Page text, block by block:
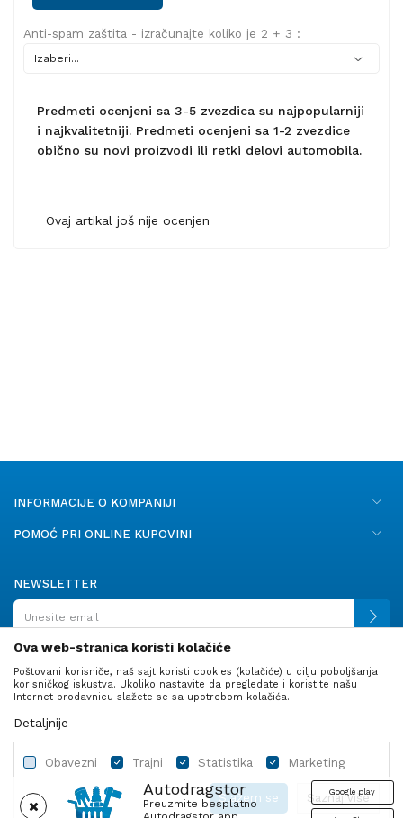
Autodragstor
Preuzmite besplatno
Google play
Anti-spam zaštita - izračunajte koliko je 2 + 3 :
Predmeti ocenjeni sa 3-5 zvezdica su najpopularniji
i najkvalitetniji. Predmeti ocenjeni sa 1-2 zvezdice
obično su novi proizvodi ili retki delovi automobila.
Ovaj artikal još nije ocenjen
INFORMACIJE O KOMPANIJI
POMOĆ PRI ONLINE KUPOVINI
NEWSLETTER
PRATITE NAS
Ova web-stranica koristi kolačiće
Poštovani korisniče, naš sajt koristi cookies (kolačiće) u cilju poboljšanja
korisničkog iskustva. Ukoliko nastavite da pregledate i koristite našu
Internet prodavnicu slažete se sa upotrebom kolačića.
Detaljnije
Obavezni Trajni Statistika Marketing
Saznaj više
Slažem se